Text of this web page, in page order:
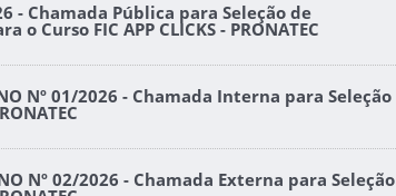
- Chamada Pública para Seleção de
o Curso FIC APP CLICKS - PRONATEC
Nº 01/2026 - Chamada Interna para Seleção
Nº 02/2026 - Chamada Externa para Seleção